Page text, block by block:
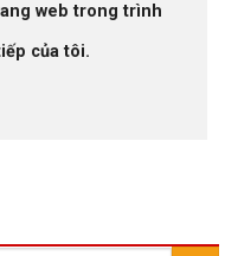
web trong trình
của tôi.